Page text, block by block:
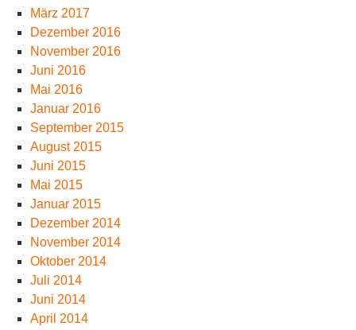
März 2017
Dezember 2016
November 2016
Juni 2016
Mai 2016
Januar 2016
September 2015
August 2015
Juni 2015
Mai 2015
Januar 2015
Dezember 2014
November 2014
Oktober 2014
Juli 2014
Juni 2014
April 2014